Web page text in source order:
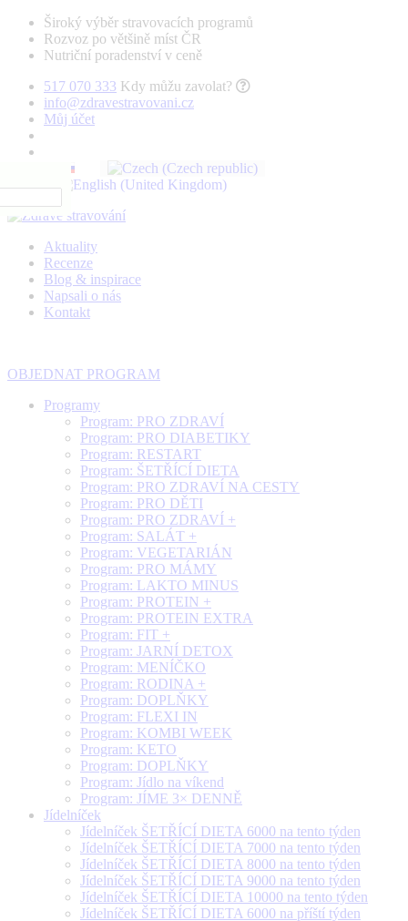
Široký výběr stravovacích programů
Rozvoz po většině míst ČR
Nutriční poradenství v ceně
517 070 333 Kdy můžu zavolat?
info@zdravestravovani.cz
Můj účet
Aktuality
Recenze
Blog & inspirace
Napsali o nás
Kontakt
OBJEDNAT PROGRAM
Programy
Program: PRO ZDRAVÍ
Program: PRO DIABETIKY
Program: RESTART
Program: ŠETŘÍCÍ DIETA
Program: PRO ZDRAVÍ NA CESTY
Program: PRO DĚTI
Program: PRO ZDRAVÍ +
Program: SALÁT +
Program: VEGETARIÁN
Program: PRO MÁMY
Program: LAKTO MINUS
Program: PROTEIN +
Program: PROTEIN EXTRA
Program: FIT +
Program: JARNÍ DETOX
Program: MENÍČKO
Program: RODINA +
Program: DOPLŇKY
Program: FLEXI IN
Program: KOMBI WEEK
Program: KETO
Program: DOPLŇKY
Program: Jídlo na víkend
Program: JÍME 3× DENNĚ
Jídelníček
Jídelníček ŠETŘÍCÍ DIETA 6000 na tento týden
Jídelníček ŠETŘÍCÍ DIETA 7000 na tento týden
Jídelníček ŠETŘÍCÍ DIETA 8000 na tento týden
Jídelníček ŠETŘÍCÍ DIETA 9000 na tento týden
Jídelníček ŠETŘÍCÍ DIETA 10000 na tento týden
Jídelníček ŠETŘÍCÍ DIETA 6000 na příští týden